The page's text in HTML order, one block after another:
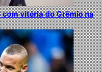
vitória do Grêmio na